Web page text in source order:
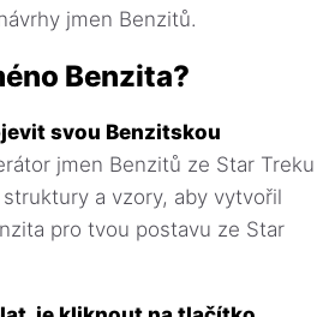
jmen Benzitů.
Benzita?
svou Benzitskou
jmen Benzitů ze Star Treku
a vzory, aby vytvořil
pro tvou postavu ze Star